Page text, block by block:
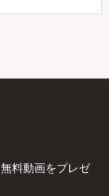
無料動画をプレゼ